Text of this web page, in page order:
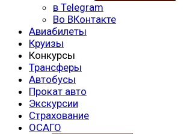
в Telegram
Во ВКонтакте
Авиабилеты
Круизы
Конкурсы
Трансферы
Автобусы
Прокат авто
Экскурсии
Страхование
ОСАГО